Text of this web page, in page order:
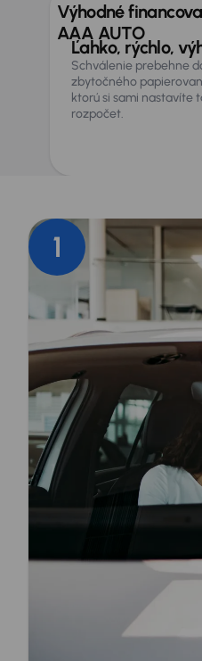
Výhodné
AAA AUTO
Ľahko, rýchlo,
Schválenie prebehne
zbytočného
ktorú si sami nastavíte
rozpočet.
1